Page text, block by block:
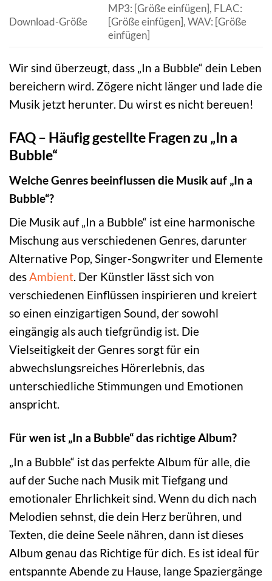
Download-Größe
MP3: [Größe einfügen], FLAC:
[Größe einfügen], WAV: [Größe
einfügen]
Wir sind überzeugt, dass „In a Bubble“ dein Leben
bereichern wird. Zögere nicht länger und lade die
Musik jetzt herunter. Du wirst es nicht bereuen!
FAQ – Häufig gestellte Fragen zu „In a
Bubble“
Welche Genres beeinflussen die Musik auf „In a
Bubble“?
Die Musik auf „In a Bubble“ ist eine harmonische
Mischung aus verschiedenen Genres, darunter
Alternative Pop, Singer-Songwriter und Elemente
desAmbient. Der Künstler lässt sich von
verschiedenen Einflüssen inspirieren und kreiert
so einen einzigartigen Sound, der sowohl
eingängig als auch tiefgründig ist. Die
Vielseitigkeit der Genres sorgt für ein
abwechslungsreiches Hörerlebnis, das
unterschiedliche Stimmungen und Emotionen
anspricht.
Für wen ist „In a Bubble“ das richtige Album?
„In a Bubble“ ist das perfekte Album für alle, die
auf der Suche nach Musik mit Tiefgang und
emotionaler Ehrlichkeit sind. Wenn du dich nach
Melodien sehnst, die dein Herz berühren, und
Texten, die deine Seele nähren, dann ist dieses
Album genau das Richtige für dich. Es ist ideal für
entspannte Abende zu Hause, lange Spaziergänge